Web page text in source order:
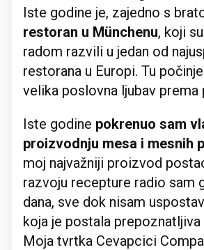
Iste godine je, zajedno s
restoran u Münchenu, koji
radom razvili u jedan od
restorana u Europi. Tu
velika poslovna ljubav prema
Iste godine pokrenuo sam
proizvodnju mesa i mesnih
moj najvažniji proizvod
razvoju recepture radio sam
dana, sve dok nisam
koja je postala prepoznatljiva
Moja tvrtka Cevapcici